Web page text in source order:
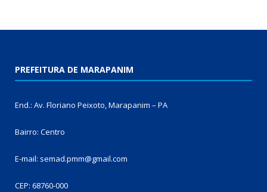
PREFEITURA DE MARAPANIM
End.: Av. Floriano Peixoto, Marapanim – PA
Bairro: Centro
E-mail: semad.pmm@gmail.com
CEP: 68760-000